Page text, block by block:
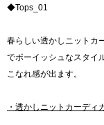
◆Tops_01
春らしい透かしニットカ
でボーイッシュなスタイ
こなれ感が出ます。
・透かしニットカーディ